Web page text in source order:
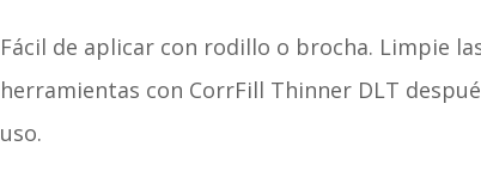
Fácil de aplicar con rodillo o brocha. Limpie
herramientas con CorrFill Thinner DLT
uso.